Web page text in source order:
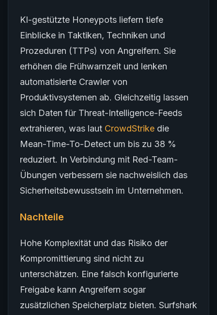
KI-gestützte Honeypots liefern tiefe
Einblicke in Taktiken, Techniken und
Prozeduren (TTPs) von Angreifern. Sie
erhöhen die Frühwarnzeit und lenken
automatisierte Crawler von
Produktivsystemen ab. Gleichzeitig lassen
sich Daten für Threat-Intelligence-Feeds
extrahieren, was laut CrowdStrike die
Mean-Time-To-Detect um bis zu 38 %
reduziert. In Verbindung mit Red-Team-
Übungen verbessern sie nachweislich das
Sicherheitsbewusstsein im Unternehmen.
Nachteile
Hohe Komplexität und das Risiko der
Kompromittierung sind nicht zu
unterschätzen. Eine falsch konfigurierte
Freigabe kann Angreifern sogar
zusätzlichen Speicherplatz bieten. Surfshark